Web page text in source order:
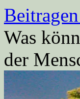
Zum
Inhalt
springen
Was
der